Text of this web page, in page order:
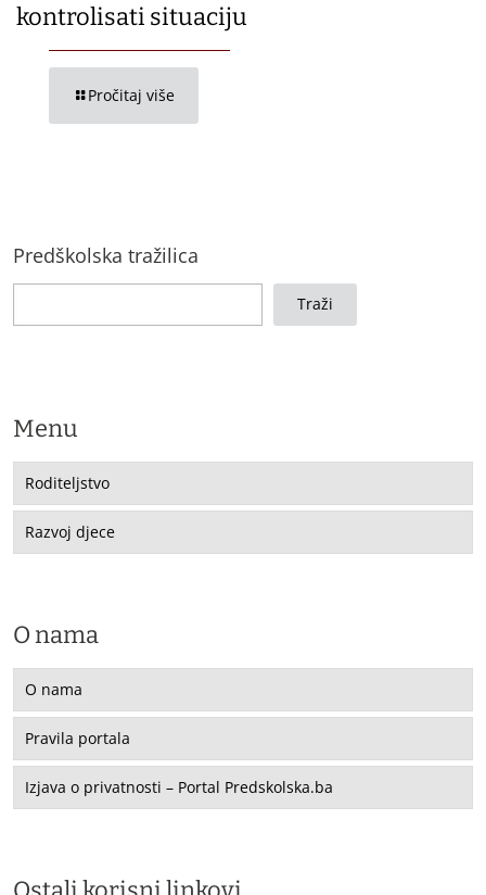
kontrolisati situaciju
Pročitaj više
Predškolska tražilica
Traži
Menu
Roditeljstvo
Razvoj djece
O nama
O nama
Pravila portala
Izjava o privatnosti – Portal Predskolska.ba